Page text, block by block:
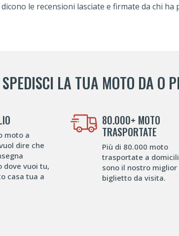
le recensioni lasciate e firmate da chi
LA TUA MOTO DA O
moto a
dire che
dove vuoi tu,
casa tua a
80.000+ MOTO
TRASPORTATE
Più di 80.000 moto
trasportate a
sono il nostro miglior
biglietto da visita.